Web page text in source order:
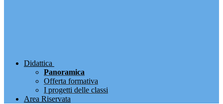
Didattica
Panoramica
Offerta formativa
I progetti delle classi
Area Riservata